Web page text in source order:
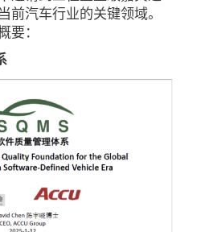
前汽车行业的关键领域。
要：